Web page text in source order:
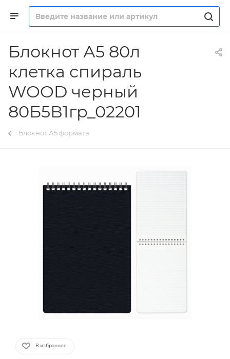
Блокнот А5 80л
клетка спираль
WOOD черный
80Б5В1гр_02201
Блокнот А5 формата
В избранное